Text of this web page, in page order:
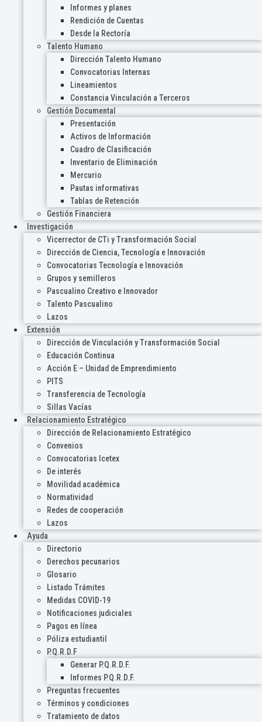
Informes y planes
Rendición de Cuentas
Desde la Rectoría
Talento Humano
Dirección Talento Humano
Convocatorias Internas
Lineamientos
Constancia Vinculación a Terceros
Gestión Documental
Presentación
Activos de Información
Cuadro de Clasificación
Inventario de Eliminación
Mercurio
Pautas informativas
Tablas de Retención
Gestión Financiera
Investigación
Vicerrector de CTi y Transformación Social
Dirección de Ciencia, Tecnología e Innovación
Convocatorias Tecnología e Innovación
Grupos y semilleros
Pascualino Creativo e Innovador
Talento Pascualino
Lazos
Extensión
Dirección de Vinculación y Transformación Social
Educación Continua
Acción E – Unidad de Emprendimiento
PITS
Transferencia de Tecnología
Sillas Vacías
Relacionamiento Estratégico
Dirección de Relacionamiento Estratégico
Convenios
Convocatorias Icetex
De interés
Movilidad académica
Normatividad
Redes de cooperación
Lazos
Ayuda
Directorio
Derechos pecunarios
Glosario
Listado Trámites
Medidas COVID-19
Notificaciones judiciales
Pagos en línea
Póliza estudiantil
P.Q.R.D.F
Generar P.Q.R.D.F.
Informes P.Q.R.D.F.
Preguntas frecuentes
Términos y condiciones
Tratamiento de datos